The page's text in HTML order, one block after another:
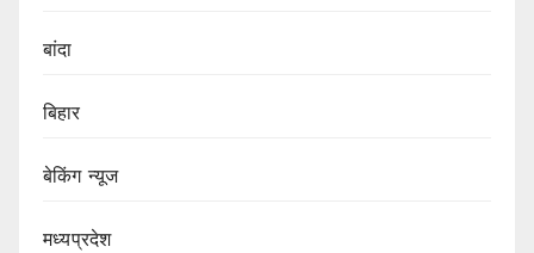
बांदा
बिहार
बेकिंग न्यूज
मध्यप्रदेश